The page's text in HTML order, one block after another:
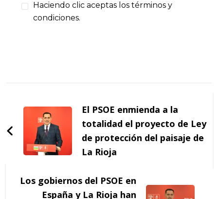
Haciendo clic aceptas los términos y
condiciones.
de
entradas
El PSOE enmienda a la
totalidad el proyecto de Ley
de protección del paisaje de
La Rioja
Los gobiernos del PSOE en
España y La Rioja han